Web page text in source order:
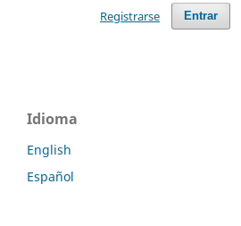
Entrar
Registrarse
Idioma
English
Español